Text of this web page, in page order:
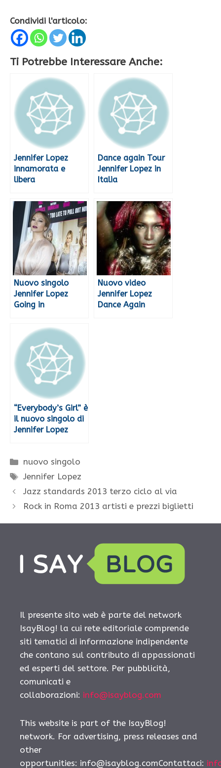
Condividi l'articolo:
Ti Potrebbe Interessare Anche:
Jennifer Lopez
innamorata e
libera
Dance again Tour
Jennifer Lopez in
Italia
Nuovo singolo
Jennifer Lopez
Going in
Nuovo video
Jennifer Lopez
Dance Again
“Everybody’s Girl” è
il nuovo singolo di
Jennifer Lopez
Categorie
nuovo singolo
Tag
Jennifer Lopez
Jazz standards 2013 terzo ciclo al via
Rock in Roma 2013 artisti e prezzi biglietti
Il presente sito web è parte del network
IsayBlog! la cui rete editoriale comprende
siti tematici di informazione indipendente
che contano sul contributo di appassionati
ed esperti del settore. Per pubblicità,
comunicati e
collaborazioni: info@isayblog.com
This website is part of the IsayBlog!
network. For advertising, press releases and
other
opportunities: info@isayblog.comContattaci: